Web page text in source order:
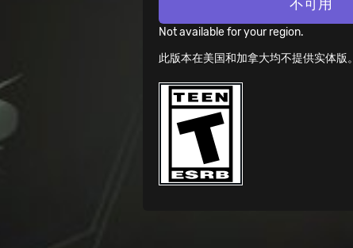
不可用
Not available for your region.
此版本在美国和加拿大均不提供实体版。